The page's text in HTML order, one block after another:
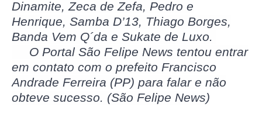
Dinamite, Zeca de Zefa, Pedro e
Henrique, Samba D’13, Thiago Borges,
Banda Vem Q´da e Sukate de Luxo.
O Portal São Felipe News tentou entrar
em contato com o prefeito Francisco
Andrade Ferreira (PP) para falar e não
obteve sucesso. (São Felipe News)